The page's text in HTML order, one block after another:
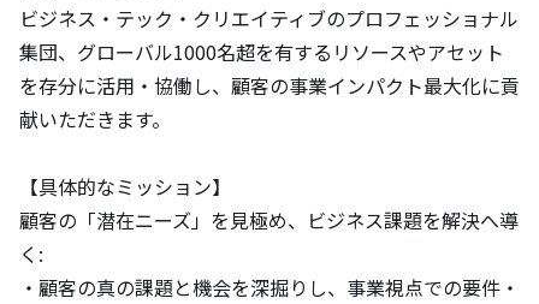
ビジネス・テック・クリエイティブのプロフェッショナル
集団、グローバル1000名超を有するリソースやアセット
を存分に活用・協働し、顧客の事業インパクト最大化に貢
献いただきます。
【具体的なミッション】
顧客の「潜在ニーズ」を見極め、ビジネス課題を解決へ導
く:
・顧客の真の課題と機会を深掘りし、事業視点での要件・